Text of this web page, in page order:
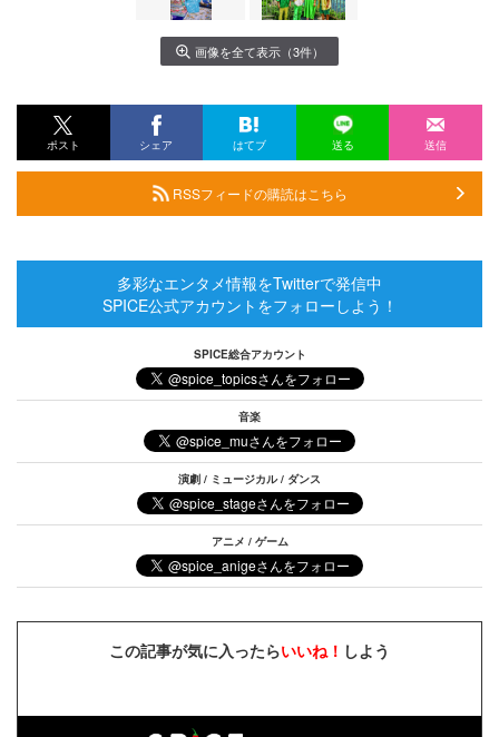
画像を全て表示（3件）
ポスト シェア はてブ 送る 送信
RSSフィードの購読はこちら
多彩なエンタメ情報をTwitterで発信中
SPICE公式アカウントをフォローしよう！
SPICE総合アカウント
音楽
演劇 / ミュージカル / ダンス
アニメ / ゲーム
この記事が気に入ったらいいね！ しよう